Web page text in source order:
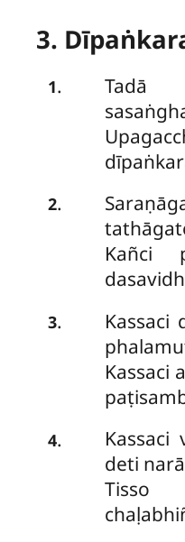
3.
1.
2.
Kañci
3.
Kassaci
Kassaci
4.
Kassaci
deti
Tisso